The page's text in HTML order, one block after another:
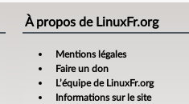
À propos de LinuxFr.org
Mentions légales
Faire un don
L’équipe de LinuxFr.org
Informations sur le site